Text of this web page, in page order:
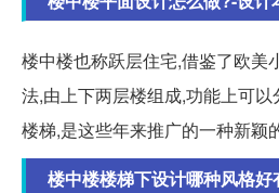
楼中楼也称跃层住宅,借鉴了欧美
法,由上下两层楼组成,功能上可
楼梯,是这些年来推广的一种新颖
楼中楼楼梯下设计哪种风格